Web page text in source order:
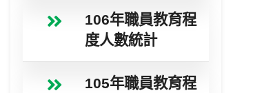
106年職員教育程
度人數統計
105年職員教育程